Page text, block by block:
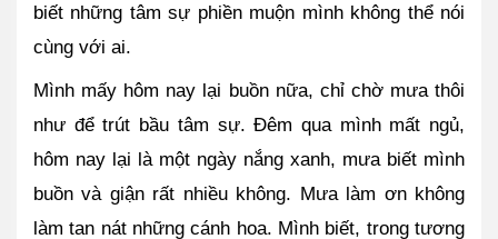
biết những tâm sự phiền muộn mình không thể nói
cùng với ai.
Mình mấy hôm nay lại buồn nữa, chỉ chờ mưa thôi
như để trút bầu tâm sự. Đêm qua mình mất ngủ,
hôm nay lại là một ngày nắng xanh, mưa biết mình
buồn và giận rất nhiều không. Mưa làm ơn không
làm tan nát những cánh hoa. Mình biết, trong tương